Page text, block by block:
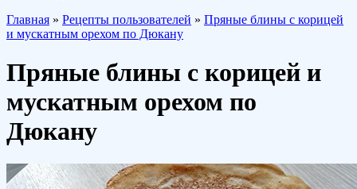
Главная » Рецепты пользователей » Пряные блины с корицей
и мускатным орехом по Дюкану
Пряные блины с корицей и
мускатным орехом по
Дюкану